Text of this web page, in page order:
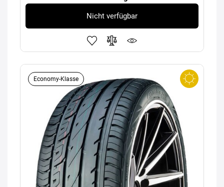
Nicht verfügbar
Economy-Klasse